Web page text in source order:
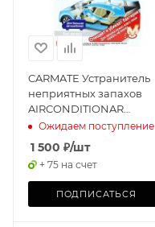
CARMATE Устранитель
неприятных запахов
AIRCONDITIONAR
DEODORANT STEAM,
Дымовая шашка, 40мл
Ожидаем поступление
1 500 ₽/шт
+ 75 на счет
ПОДПИСАТЬСЯ